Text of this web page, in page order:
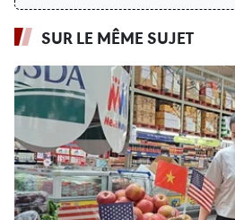
SUR LE MÊME SUJET